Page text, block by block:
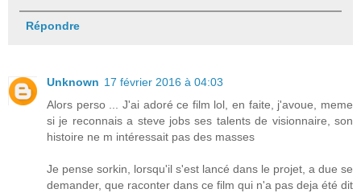
Répondre
Unknown 17 février 2016 à 04:03
Alors perso ... J'ai adoré ce film lol, en faite, j'avoue, meme
si je reconnais a steve jobs ses talents de visionnaire, son
histoire ne m intéressait pas des masses
Je pense sorkin, lorsqu'il s'est lancé dans le projet, a due se
demander, que raconter dans ce film qui n'a pas deja été dit